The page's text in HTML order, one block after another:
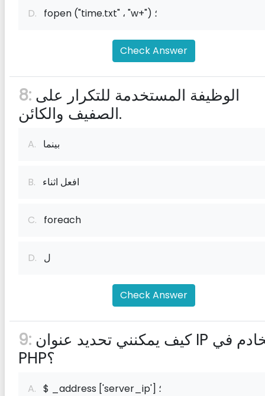
D. fopen ("time.txt" ، "w+") ؛
Check Answer
8:
الصفيف والكائن.
A. بينما
B. افعل اثناء
C. foreach
D. ل
Check Answer
9:
PHP؟
A. $ _address ['server_ip'] ؛